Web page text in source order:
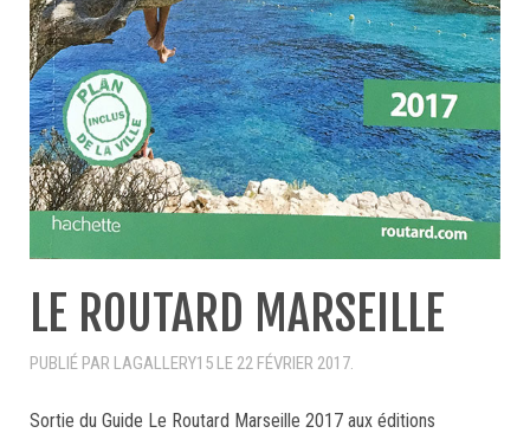
LE ROUTARD MARSEILLE
PUBLIÉ PAR LAGALLERY15 LE 22 FÉVRIER 2017.
Sortie du Guide Le Routard Marseille 2017 aux éditions